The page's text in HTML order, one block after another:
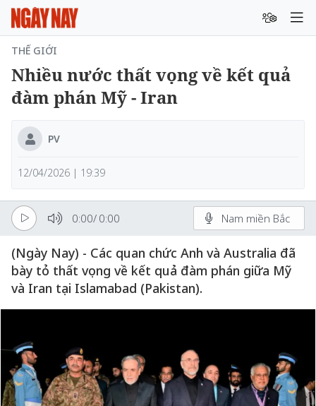
THẾ GIỚI
Nhiều nước thất vọng về kết quả
đàm phán Mỹ - Iran
PV
12/04/2026 | 19:39
0:00/ 0:00 Nam miền Bắc
(Ngày Nay) - Các quan chức Anh và Australia đã
bày tỏ thất vọng về kết quả đàm phán giữa Mỹ
và Iran tại Islamabad (Pakistan).